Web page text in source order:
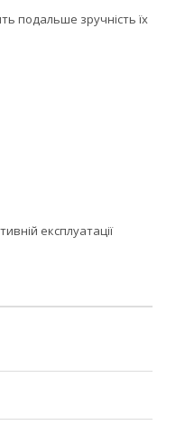
подальше зручність їх
експлуатації